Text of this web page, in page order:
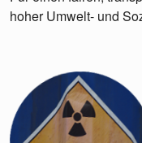
hoher Umwelt- und